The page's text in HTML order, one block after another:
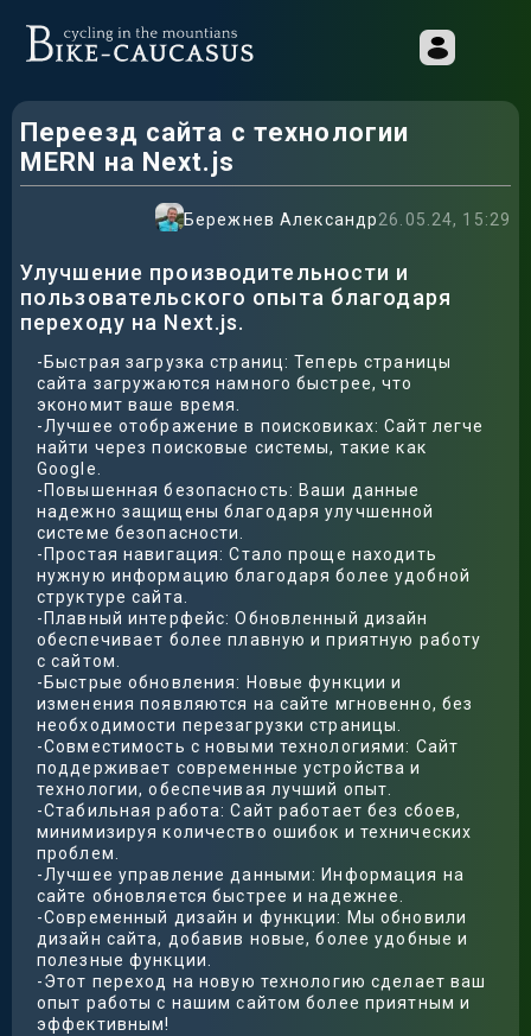
Переезд сайта с технологии
MERN на Next.js
Бережнев Александр26.05.24, 15:29
Улучшение производительности и
пользовательского опыта благодаря
переходу на Next.js.
-Быстрая загрузка страниц: Теперь страницы
сайта загружаются намного быстрее, что
экономит ваше время.
-Лучшее отображение в поисковиках: Сайт легче
найти через поисковые системы, такие как
Google.
-Повышенная безопасность: Ваши данные
надежно защищены благодаря улучшенной
системе безопасности.
-Простая навигация: Стало проще находить
нужную информацию благодаря более удобной
структуре сайта.
-Плавный интерфейс: Обновленный дизайн
обеспечивает более плавную и приятную работу
с сайтом.
-Быстрые обновления: Новые функции и
изменения появляются на сайте мгновенно, без
необходимости перезагрузки страницы.
-Совместимость с новыми технологиями: Сайт
поддерживает современные устройства и
технологии, обеспечивая лучший опыт.
-Стабильная работа: Сайт работает без сбоев,
минимизируя количество ошибок и технических
проблем.
-Лучшее управление данными: Информация на
сайте обновляется быстрее и надежнее.
-Современный дизайн и функции: Мы обновили
дизайн сайта, добавив новые, более удобные и
полезные функции.
-Этот переход на новую технологию сделает ваш
опыт работы с нашим сайтом более приятным и
эффективным!